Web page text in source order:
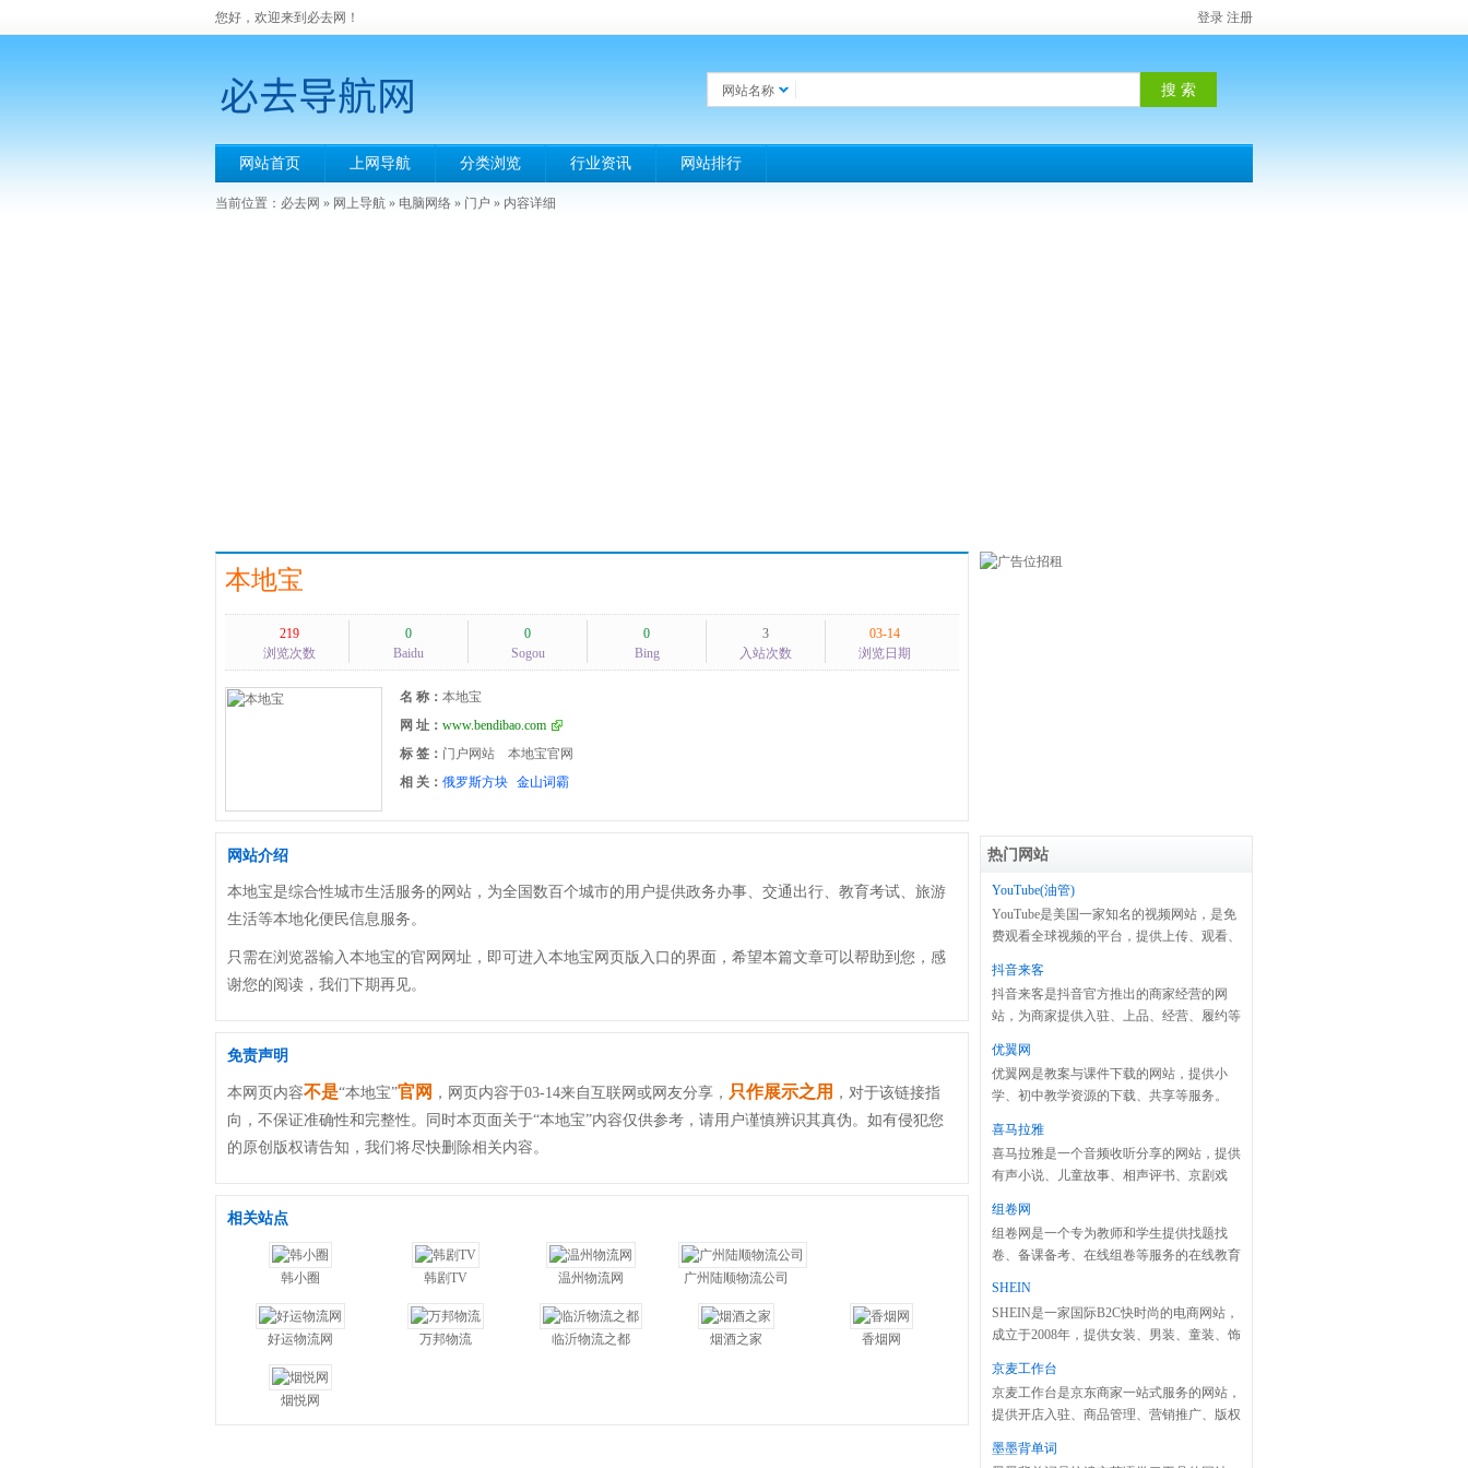
您好，欢迎来到必去网！ 登录 注册
网站名称
网站首页 上网导航 分类浏览 行业资讯 网站排行
当前位置： 必去网 » 网上导航 » 电脑网络 » 门户 » 内容详细
本地宝
219
浏览次数
0
Baidu
0
Sogou
0
Bing
3
入站次数
03-14
浏览日期
名 称： 本地宝
网 址： www.bendibao.com
标 签： 门户网站
本地宝官网
相 关： 俄罗斯方块 金山词霸
网站介绍
本地宝是综合性城市生活服务的网站，为全国数百个城市的用户提供政务办事、交通出行、教育考试、旅游
生活等本地化便民信息服务。
只需在浏览器输入本地宝的官网网址，即可进入本地宝网页版入口的界面，希望本篇文章可以帮助到您，感
谢您的阅读，我们下期再见。
免责声明
本网页内容不是“本地宝”官网 ，网页内容于03-14来自互联网或网友分享， 只作展示之用 ，对于该链接指
向，不保证准确性和完整性。同时本页面关于“本地宝”内容仅供参考，请用户谨慎辨识其真伪。如有侵犯您
的原创版权请告知，我们将尽快删除相关内容。
相关站点
韩小圈 韩剧TV 温州物流网 广州陆顺物流公司
好运物流网 万邦物流 临沂物流之都 烟酒之家 香烟网
烟悦网
热门网站
YouTube(油管)
YouTube是美国一家知名的视频网站，是免
费观看全球视频的平台，提供上传、观看、
抖音来客
抖音来客是抖音官方推出的商家经营的网
站，为商家提供入驻、上品、经营、履约等
优翼网
优翼网是教案与课件下载的网站，提供小
学、初中教学资源的下载、共享等服务。
喜马拉雅
喜马拉雅是一个音频收听分享的网站，提供
有声小说、儿童故事、相声评书、京剧戏
容。
组卷网
组卷网是一个专为教师和学生提供找题找
卷、备课备考、在线组卷等服务的在线教育
SHEIN
SHEIN是一家国际B2C快时尚的电商网站，
成立于2008年，提供女装、男装、童装、饰
京麦工作台
京麦工作台是京东商家一站式服务的网站，
提供开店入驻、商品管理、营销推广、版权
墨墨背单词